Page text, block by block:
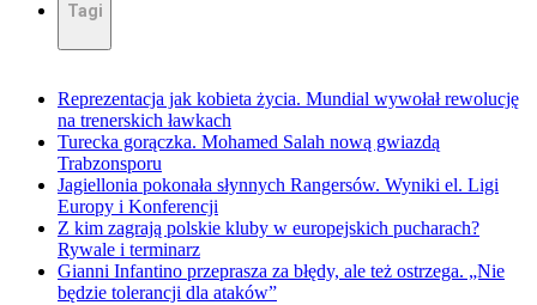
Tagi
Reprezentacja jak kobieta życia. Mundial wywołał rewolucję
na trenerskich ławkach
Turecka gorączka. Mohamed Salah nową gwiazdą
Trabzonsporu
Jagiellonia pokonała słynnych Rangersów. Wyniki el. Ligi
Europy i Konferencji
Z kim zagrają polskie kluby w europejskich pucharach?
Rywale i terminarz
Gianni Infantino przeprasza za błędy, ale też ostrzega. „Nie
będzie tolerancji dla ataków”